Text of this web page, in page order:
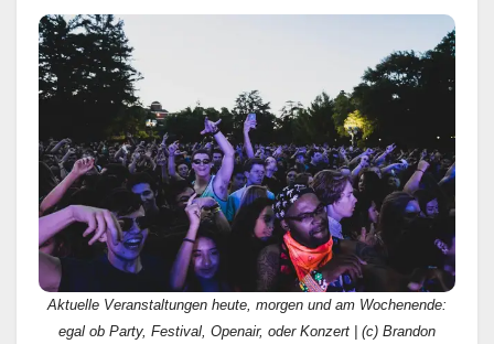
Aktuelle Veranstaltungen heute, morgen und am Wochenende:
egal ob Party, Festival, Openair, oder Konzert | (c) Brandon